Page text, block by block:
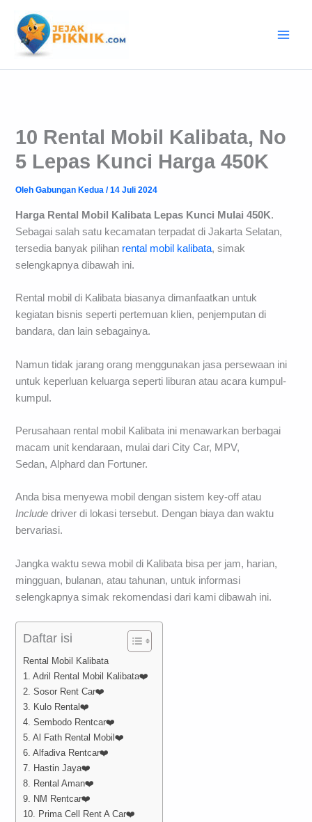
konten
10 Rental Mobil Kalibata, No
5 Lepas Kunci Harga 450K
OlehGabungan Kedua/14 Juli 2024
Harga Rental Mobil Kalibata Lepas Kunci Mulai 450K.
Sebagai salah satu kecamatan terpadat di Jakarta Selatan,
tersedia banyak pilihan rental mobil kalibata, simak
selengkapnya dibawah ini.
Rental mobil di Kalibata biasanya dimanfaatkan untuk
kegiatan bisnis seperti pertemuan klien, penjemputan di
bandara, dan lain sebagainya.
Namun tidak jarang orang menggunakan jasa persewaan ini
untuk keperluan keluarga seperti liburan atau acara kumpul-
kumpul.
Perusahaan rental mobil Kalibata ini menawarkan berbagai
macam unit kendaraan, mulai dari City Car, MPV,
Sedan, Alphard dan Fortuner.
Anda bisa menyewa mobil dengan sistem key-off atau
Include driver di lokasi tersebut. Dengan biaya dan waktu
bervariasi.
Jangka waktu sewa mobil di Kalibata bisa per jam, harian,
mingguan, bulanan, atau tahunan, untuk informasi
selengkapnya simak rekomendasi dari kami dibawah ini.
Daftar isi
Rental Mobil Kalibata
1. Adril Rental Mobil Kalibata❤️
2. Sosor Rent Car❤️
3. Kulo Rental❤️
4. Sembodo Rentcar❤️
5. Al Fath Rental Mobil❤️
6. Alfadiva Rentcar❤️
7. Hastin Jaya❤️
8. Rental Aman❤️
9. NM Rentcar❤️
10. Prima Cell Rent A Car❤️